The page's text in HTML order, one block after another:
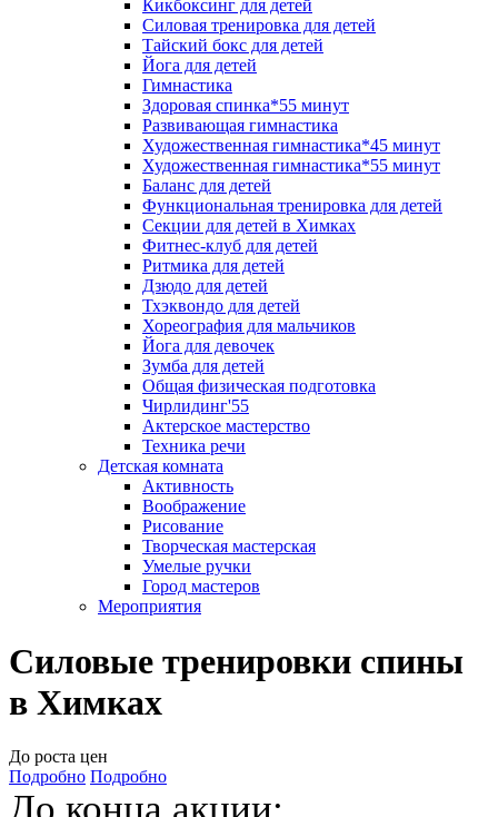
Кикбоксинг для детей
Силовая тренировка для детей
Тайский бокс для детей
Йога для детей
Гимнастика
Здоровая спинка*55 минут
Развивающая гимнастика
Художественная гимнастика*45 минут
Художественная гимнастика*55 минут
Баланс для детей
Функциональная тренировка для детей
Секции для детей в Химках
Фитнес-клуб для детей
Ритмика для детей
Дзюдо для детей
Тхэквондо для детей
Хореография для мальчиков
Йога для девочек
Зумба для детей
Общая физическая подготовка
Чирлидинг'55
Актерское мастерство
Техника речи
Детская комната
Активность
Воображение
Рисование
Творческая мастерская
Умелые ручки
Город мастеров
Мероприятия
Силовые тренировки спины
в Химках
До роста цен
Подробно Подробно